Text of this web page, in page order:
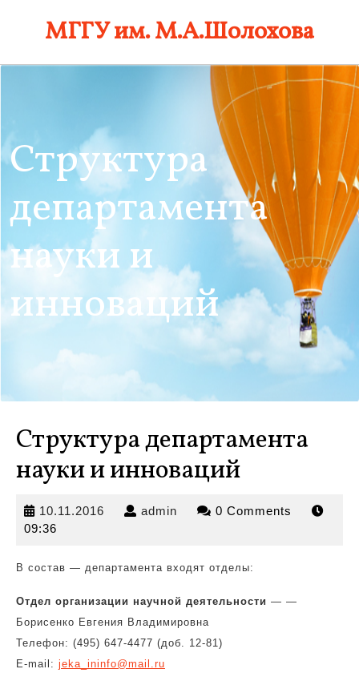
МГГУ им. М.А.Шолохова
Структура
департамента
науки и
инноваций
Структура департамента
науки и инноваций
10.11.2016 10.11.2016
admin admin 0 Comments
09:36
В состав — департамента входят отделы:
Отдел организации научной деятельности — —
Борисенко Евгения Владимировна
Телефон: (495) 647-4477 (доб. 12-81)
E-mail: jeka_ininfo@mail.ru